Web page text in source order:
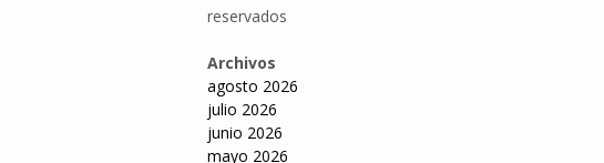
reservados
Archivos
agosto 2026
julio 2026
junio 2026
mayo 2026